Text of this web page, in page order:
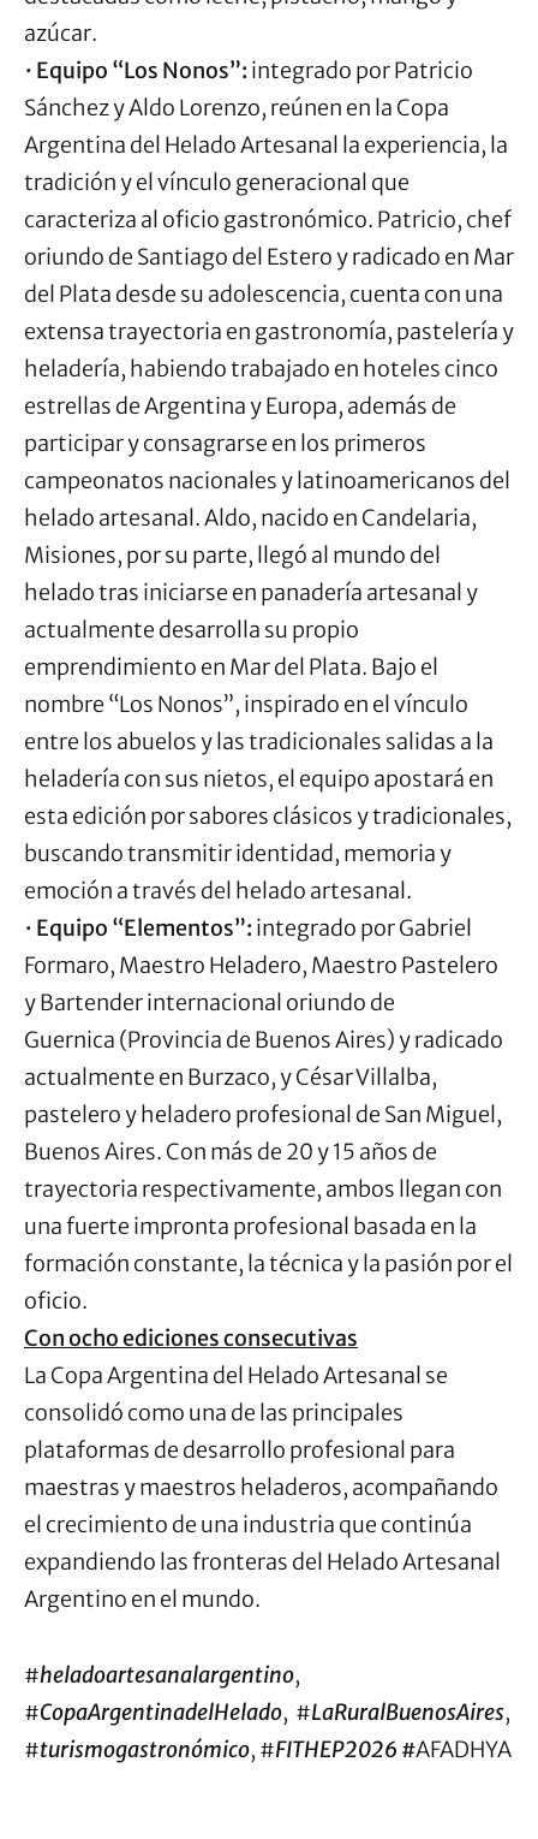
azúcar.
• Equipo “Los Nonos”: integrado por Patricio
Sánchez y Aldo Lorenzo, reúnen en la Copa
Argentina del Helado Artesanal la experiencia, la
tradición y el vínculo generacional que
caracteriza al oficio gastronómico. Patricio, chef
oriundo de Santiago del Estero y radicado en Mar
del Plata desde su adolescencia, cuenta con una
extensa trayectoria en gastronomía, pastelería y
heladería, habiendo trabajado en hoteles cinco
estrellas de Argentina y Europa, además de
participar y consagrarse en los primeros
campeonatos nacionales y latinoamericanos del
helado artesanal. Aldo, nacido en Candelaria,
Misiones, por su parte, llegó al mundo del
helado tras iniciarse en panadería artesanal y
actualmente desarrolla su propio
emprendimiento en Mar del Plata. Bajo el
nombre “Los Nonos”, inspirado en el vínculo
entre los abuelos y las tradicionales salidas a la
heladería con sus nietos, el equipo apostará en
esta edición por sabores clásicos y tradicionales,
buscando transmitir identidad, memoria y
emoción a través del helado artesanal.
• Equipo “Elementos”: integrado por Gabriel
Formaro, Maestro Heladero, Maestro Pastelero
y Bartender internacional oriundo de
Guernica (Provincia de Buenos Aires) y radicado
actualmente en Burzaco, y César Villalba,
pastelero y heladero profesional de San Miguel,
Buenos Aires. Con más de 20 y 15 años de
trayectoria respectivamente, ambos llegan con
una fuerte impronta profesional basada en la
formación constante, la técnica y la pasión por el
oficio.
Con ocho ediciones consecutivas
La Copa Argentina del Helado Artesanal se
consolidó como una de las principales
plataformas de desarrollo profesional para
maestras y maestros heladeros, acompañando
el crecimiento de una industria que continúa
expandiendo las fronteras del Helado Artesanal
Argentino en el mundo.
#heladoartesanalargentino,
#CopaArgentinadelHelado, #LaRuralBuenosAires,
#turismogastronómico, #FITHEP2026 #AFADHYA